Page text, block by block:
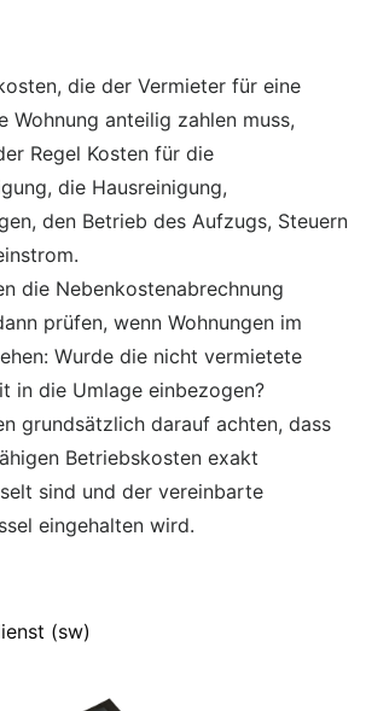
die der Vermieter für eine
Wohnung anteilig zahlen muss,
Regel Kosten für die
die Hausreinigung,
den Betrieb des Aufzugs, Steuern
die Nebenkostenabrechnung
prüfen, wenn Wohnungen im
Wurde die nicht vermietete
in die Umlage einbezogen?
grundsätzlich darauf achten, dass
Betriebskosten exakt
sind und der vereinbarte
eingehalten wird.
(sw)